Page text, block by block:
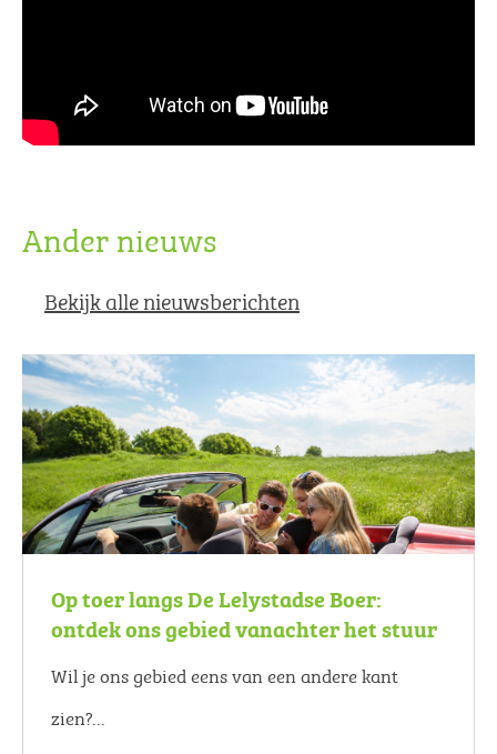
Ander nieuws
Bekijk alle nieuwsberichten
Op toer langs De Lelystadse Boer:
ontdek ons gebied vanachter het stuur
Wil je ons gebied eens van een andere kant
zien?...